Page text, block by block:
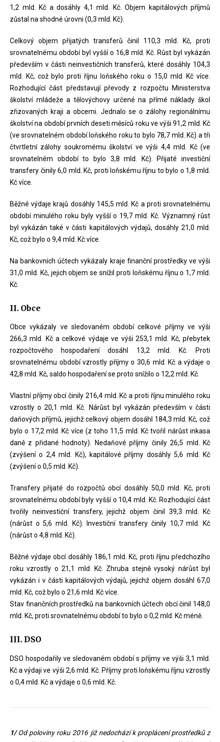
1,2 mld. Kč a dosáhly 4,1 mld. Kč. Objem kapitálových příjmů
zůstal na shodné úrovni (0,3 mld. Kč).
Celkový objem přijatých transferů činil 110,3 mld. Kč, proti
srovnatelnému období byl vyšší o 16,8 mld. Kč. Růst byl vykázán
především v části neinvestičních transferů, které dosáhly 104,3
mld. Kč, což bylo proti říjnu loňského roku o 15,0 mld. Kč více.
Rozhodující část představují převody z rozpočtu Ministerstva
školství mládeže a tělovýchovy určené na přímé náklady škol
zřizovaných kraji a obcemi. Jednalo se o zálohy regionálnímu
školství na období prvních deseti měsíců roku ve výši 91,2 mld. Kč
(ve srovnatelném období loňského roku to bylo 78,7 mld. Kč) a tři
čtvrtletní zálohy soukromému školství ve výši 4,4 mld. Kč (ve
srovnatelném období to bylo 3,8 mld. Kč). Přijaté investiční
transfery činily 6,0 mld. Kč, proti loňskému říjnu to bylo o 1,8 mld.
Kč více.
Běžné výdaje krajů dosáhly 145,5 mld. Kč a proti srovnatelnému
období minulého roku byly vyšší o 19,7 mld. Kč. Významný růst
byl vykázán také v části kapitálových výdajů, dosáhly 21,0 mld.
Kč, což bylo o 9,4 mld. Kč více.
Na bankovních účtech vykázaly kraje finanční prostředky ve výši
31,0 mld. Kč, jejich objem se snížil proti loňskému říjnu o 1,7 mld.
Kč.
II. Obce
Obce vykázaly ve sledovaném období celkové příjmy ve výši
266,3 mld. Kč a celkové výdaje ve výši 253,1 mld. Kč, přebytek
rozpočtového hospodaření dosáhl 13,2 mld. Kč. Proti
srovnatelnému období vzrostly příjmy o 30,6 mld. Kč a výdaje o
42,8 mld. Kč, saldo hospodaření se proto snížilo o 12,2 mld. Kč.
Vlastní příjmy obcí činily 216,4 mld. Kč a proti říjnu minulého roku
vzrostly o 20,1 mld. Kč. Nárůst byl vykázán především v části
daňových příjmů, jejichž celkový objem dosáhl 184,3 mld. Kč, což
bylo o 17,2 mld. Kč více (z toho 11,5 mld. Kč tvořil nárůst inkasa
daně z přidané hodnoty). Nedaňové příjmy činily 26,5 mld. Kč
(zvýšení o 2,4 mld. Kč), kapitálové příjmy dosáhly 5,6 mld. Kč
(zvýšení o 0,5 mld. Kč).
Transfery přijaté do rozpočtů obcí dosáhly 50,0 mld. Kč, proti
srovnatelnému období byly vyšší o 10,4 mld. Kč. Rozhodující část
tvořily neinvestiční transfery, jejichž objem činil 39,3 mld. Kč
(nárůst o 5,6 mld. Kč). Investiční transfery činily 10,7 mld. Kč
(nárůst o 4,8 mld. Kč).
Běžné výdaje obcí dosáhly 186,1 mld. Kč, proti říjnu předchozího
roku vzrostly o 21,1 mld. Kč. Zhruba stejně vysoký nárůst byl
vykázán i v části kapitálových výdajů, jejichž objem dosáhl 67,0
mld. Kč, což bylo o 21,6 mld. Kč více.
Stav finančních prostředků na bankovních účtech obcí činil 148,0
mld. Kč, proti srovnatelnému období to bylo o 0,2 mld. Kč méně.
III. DSO
DSO hospodařily ve sledovaném období s příjmy ve výši 3,1 mld.
Kč a výdaji ve výši 2,6 mld. Kč. Příjmy proti loňskému říjnu vzrostly
o 0,4 mld. Kč a výdaje o 0,6 mld. Kč.
1/Od poloviny roku 2016 již nedochází k proplácení prostředků z